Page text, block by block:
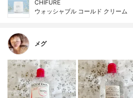
CHIFURE
ウォッシャブル コールド クリーム
メグ